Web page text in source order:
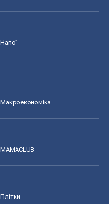
Напої
Макроекономіка
MAMACLUB
Плітки